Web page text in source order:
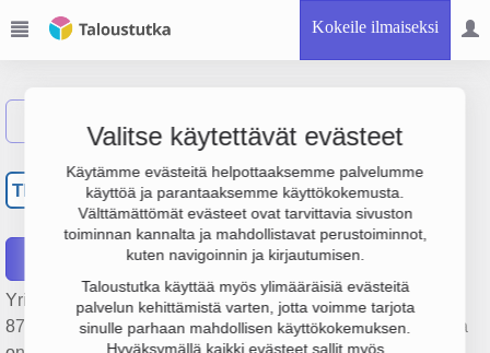
Kokeile ilmaiseksi
Valitse käytettävät evästeet
Käytämme evästeitä helpottaaksemme palvelumme
käyttöä ja parantaaksemme käyttökokemusta.
Välttämättömät evästeet ovat tarvittavia sivuston
toiminnan kannalta ja mahdollistavat perustoiminnot,
kuten navigoinnin ja kirjautumisen.
Taloustutka käyttää myös ylimääräisiä evästeitä
palvelun kehittämistä varten, jotta voimme tarjota
sinulle parhaan mahdollisen käyttökokemuksen.
Hyväksymällä kaikki evästeet sallit myös
TR
Traktoritehtaan
ruokalaosuuskunta
Yrityksen Traktoritehtaan ruokalaosuuskunta liikevaihto on
877 000 €, tulos 0 € ja henkilöstömäärä 11. Sen päätoimiala